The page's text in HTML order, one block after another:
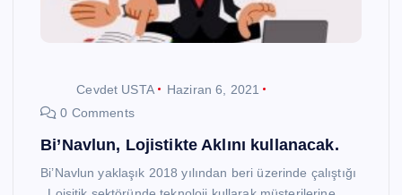
Cevdet USTA
Haziran 6, 2021
0 Comments
Bi’Navlun, Lojistikte Aklını kullanacak.
Bi’Navlun yaklaşık 2018 yılından beri üzerinde çalıştığı